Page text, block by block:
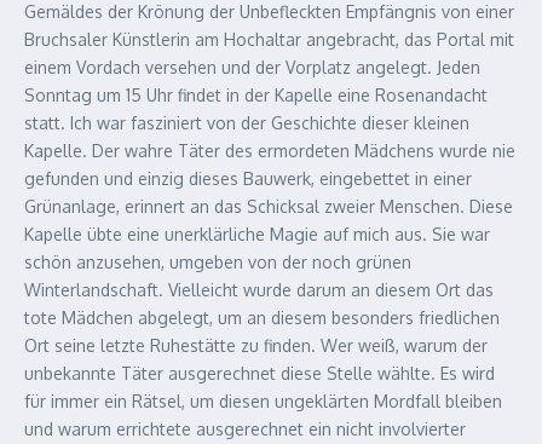
Gemäldes der Krönung der Unbefleckten Empfängnis von einer
Bruchsaler Künstlerin am Hochaltar angebracht, das Portal mit
einem Vordach versehen und der Vorplatz angelegt. Jeden
Sonntag um 15 Uhr findet in der Kapelle eine Rosenandacht
statt. Ich war fasziniert von der Geschichte dieser kleinen
Kapelle. Der wahre Täter des ermordeten Mädchens wurde nie
gefunden und einzig dieses Bauwerk, eingebettet in einer
Grünanlage, erinnert an das Schicksal zweier Menschen. Diese
Kapelle übte eine unerklärliche Magie auf mich aus. Sie war
schön anzusehen, umgeben von der noch grünen
Winterlandschaft. Vielleicht wurde darum an diesem Ort das
tote Mädchen abgelegt, um an diesem besonders friedlichen
Ort seine letzte Ruhestätte zu finden. Wer weiß, warum der
unbekannte Täter ausgerechnet diese Stelle wählte. Es wird
für immer ein Rätsel, um diesen ungeklärten Mordfall bleiben
und warum errichtete ausgerechnet ein nicht involvierter